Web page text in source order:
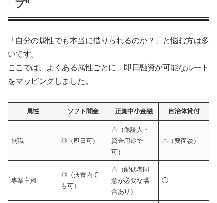
プ”
「自分の属性でも本当に借りられるのか？」と悩む方は多
いです。
ここでは、よくある属性ごとに、即日融資が可能なルート
をマッピングしました。
属性 ソフト闇金 正規中小金融 自治体貸付
無職 ◎（即日可）
△（保証人・
資金用途で
可）
△（要面談）
専業主婦
◎（扶養内で
も可）
△（配偶者同
意が必要な場
合あり）
◯